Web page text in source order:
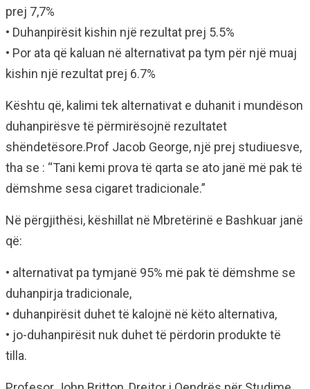
prej 7,7%
• Duhanpirësit kishin një rezultat prej 5.5%
• Por ata që kaluan në alternativat pa tym për një muaj
kishin një rezultat prej 6.7%
Kështu që, kalimi tek alternativat e duhanit i mundëson
duhanpirësve të përmirësojnë rezultatet
shëndetësore.Prof Jacob George, një prej studiuesve,
tha se : “Tani kemi prova të qarta se ato janë më pak të
dëmshme sesa cigaret tradicionale.”
Në përgjithësi, këshillat në Mbretërinë e Bashkuar janë
që:
• alternativat pa tymjanë 95% më pak të dëmshme se
duhanpirja tradicionale,
• duhanpirësit duhet të kalojnë në këto alternativa,
• jo-duhanpirësit nuk duhet të përdorin produkte të
tilla.